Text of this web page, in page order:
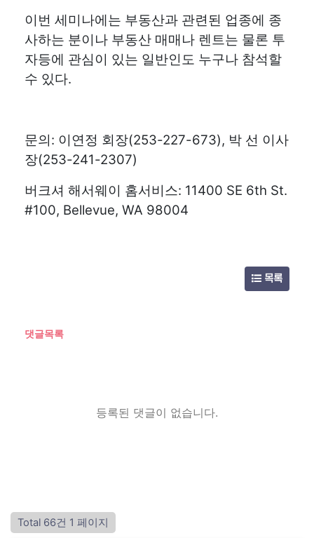
이번 세미나에는 부동산과 관련된 업종에 종
사하는 분이나 부동산 매매나 렌트는 물론 투
자등에 관심이 있는 일반인도 누구나 참석할
수 있다.
문의: 이연정 회장(253-227-673), 박 선 이사
장(253-241-2307)
버크셔 해서웨이 홈서비스: 11400 SE 6th St.
#100, Bellevue, WA 98004
목록
댓글목록
등록된 댓글이 없습니다.
Total 66건 1 페이지